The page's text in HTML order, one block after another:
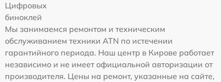
Цифровых
биноклей
Мы занимаемся ремонтом и техническим
обслуживанием техники ATN по истечении
гарантийного периода. Наш центр в Кирове работает
независимо и не имеет официальной авторизации от
производителя. Цены на ремонт, указанные на сайте,